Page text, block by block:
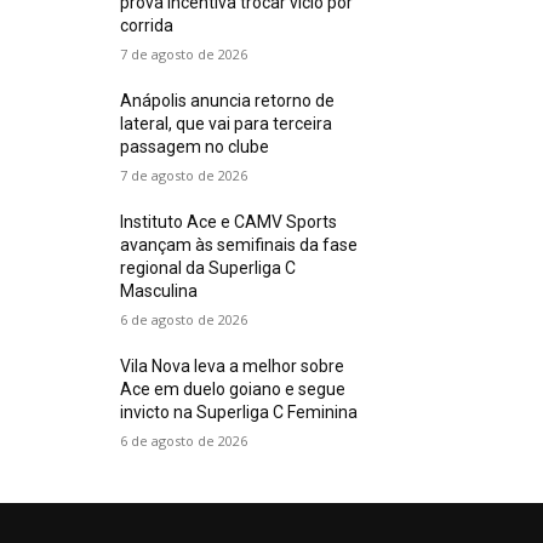
corrida
7 de agosto de 2026
Anápolis anuncia retorno de
lateral, que vai para terceira
passagem no clube
7 de agosto de 2026
Instituto Ace e CAMV Sports
avançam às semifinais da fase
regional da Superliga C
Masculina
6 de agosto de 2026
Vila Nova leva a melhor sobre
Ace em duelo goiano e segue
invicto na Superliga C Feminina
6 de agosto de 2026